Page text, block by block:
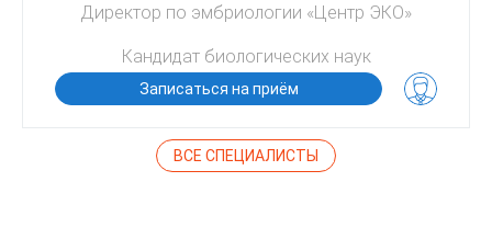
Директор по эмбриологии «Центр ЭКО»
Кандидат биологических наук
Записаться на приём
ВСЕ СПЕЦИАЛИСТЫ